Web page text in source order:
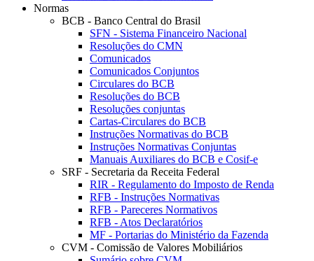
Normas
BCB - Banco Central do Brasil
SFN - Sistema Financeiro Nacional
Resoluções do CMN
Comunicados
Comunicados Conjuntos
Circulares do BCB
Resoluções do BCB
Resoluções conjuntas
Cartas-Circulares do BCB
Instruções Normativas do BCB
Instruções Normativas Conjuntas
Manuais Auxiliares do BCB e Cosif-e
SRF - Secretaria da Receita Federal
RIR - Regulamento do Imposto de Renda
RFB - Instruções Normativas
RFB - Pareceres Normativos
RFB - Atos Declaratórios
MF - Portarias do Ministério da Fazenda
CVM - Comissão de Valores Mobiliários